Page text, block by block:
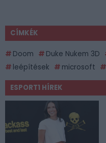
CÍMKÉK
Doom Duke Nukem 3D
leépítések
microsoft
ESPORT1 HÍREK